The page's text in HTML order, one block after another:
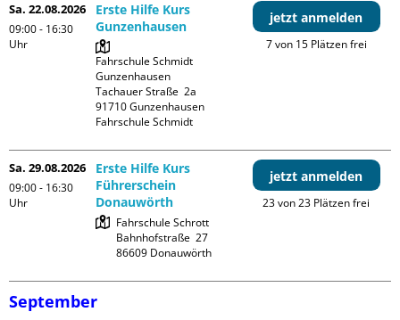
Sa. 22.08.2026
09:00 - 16:30
Uhr
Erste Hilfe Kurs
Gunzenhausen
Fahrschule Schmidt
Gunzenhausen
Tachauer Straße  2a
91710 Gunzenhausen
Fahrschule Schmidt
jetzt anmelden
7 von 15 Plätzen frei
Sa. 29.08.2026
09:00 - 16:30
Uhr
Erste Hilfe Kurs
Führerschein
Donauwörth
Fahrschule Schrott
Bahnhofstraße  27
jetzt anmelden
23 von 23 Plätzen frei
September